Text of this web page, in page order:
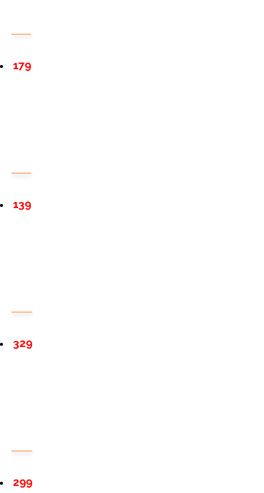
179
139
329
299